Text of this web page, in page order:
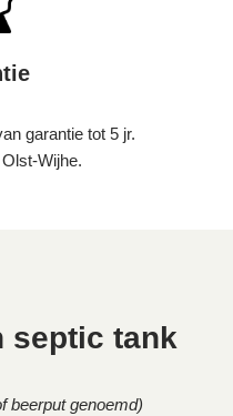
garantie tot 5 jr.
Wijhe.
septic tank
beerput genoemd)